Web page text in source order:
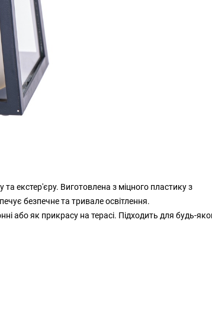
та екстер'єру. Виготовлена з міцного пластику з
безпечне та тривале освітлення.
або як прикрасу на терасі. Підходить для будь-